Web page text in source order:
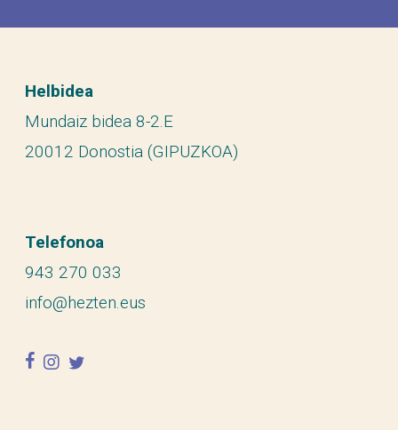
Helbidea
Mundaiz bidea 8-2.E
20012 Donostia (GIPUZKOA)
Telefonoa
943 270 033
info@hezten.eus
facebook
instagram
twitter